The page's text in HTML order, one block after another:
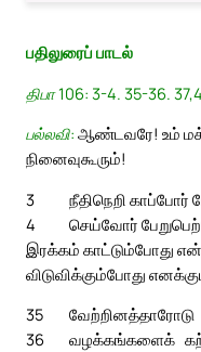
பதிலுரைப் பாடல்
திபா 106: 3-4. 35-36.
பல்லவி: ஆண்டவரே! உம்
நினைவுகூரும்!
3
நீதிநெறி காப்போர்
செய்வோர்
4
இரக்கம் காட்டும்போது
விடுவிக்கும்போது
35
வழக்கங்களைக்
36